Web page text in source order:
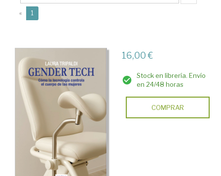
« 1
16,00 €
Stock en librería. Envío
en 24/48 horas
COMPRAR